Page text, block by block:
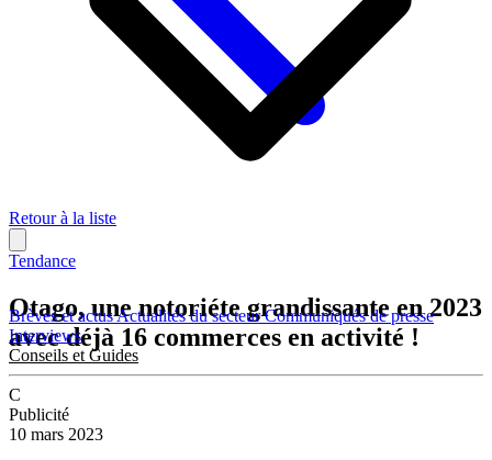
Brèves et actusActualités du secteurCommuniqués de presse
Interviews
Conseils et Guides
Retour à la liste
Tendance
Otago, une notoriéte grandissante en 2023
avec déjà 16 commerces en activité !
C
Publicité
10 mars 2023